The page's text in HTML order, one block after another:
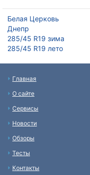
Белая Церковь
Днепр
285/45 R19 зима
285/45 R19 лето
Главная
О сайте
Сервисы
Новости
Обзоры
Тесты
Контакты